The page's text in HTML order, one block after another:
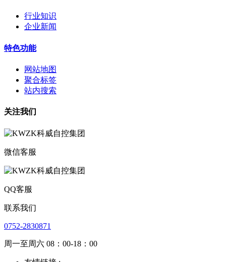
行业知识
企业新闻
特色功能
网站地图
聚合标签
站内搜索
关注我们
微信客服
QQ客服
联系我们
0752-2830871
周一至周六 08：00-18：00